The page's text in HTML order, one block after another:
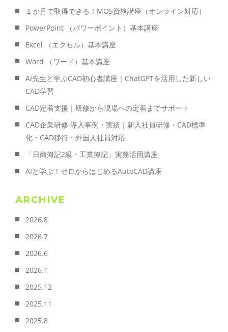
１か月で取得できる！MOS資格講座（オンライン対応）
PowerPoint （パワーポイント）基本講座
Excel （エクセル）基本講座
Word （ワード）基本講座
AI先生と学ぶCAD初心者講座｜ChatGPTを活用した新しい
CAD学習
CAD定着支援｜研修から現場への定着までサポート
CAD企業研修 導入事例・実績｜新入社員研修・CAD標準
化・CAD移行・外国人社員対応
「日商簿記2級・工業簿記」実務活用講座
AIと学ぶ！ゼロからはじめるAutoCAD講座
ARCHIVE
2026.8
2026.7
2026.6
2026.1
2025.12
2025.11
2025.8